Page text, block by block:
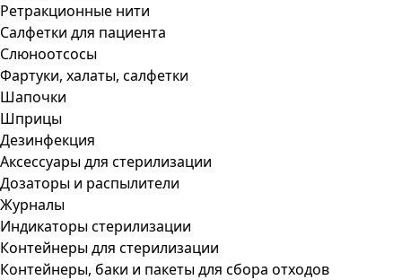
Ретракционные нити
Салфетки для пациента
Слюноотсосы
Фартуки, халаты, салфетки
Шапочки
Шприцы
Дезинфекция
Аксессуары для стерилизации
Дозаторы и распылители
Журналы
Индикаторы стерилизации
Контейнеры для стерилизации
Контейнеры, баки и пакеты для сбора отходов